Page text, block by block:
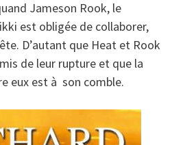
Jameson Rook, le
est obligée de collaborer,
D’autant que Heat et Rook
de leur rupture et que la
eux est à son comble.